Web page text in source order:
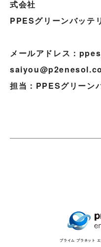
式会社
PPESグリーンバッ
メールアドレス：
担当：PPESグリーン
プライム プラネット